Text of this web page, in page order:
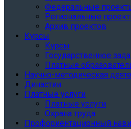
Федеральные
Региональные
Архив проектов
Курсы
Курсы
Государственное
Платные
Научно-методическая
Династии
Платные услуги
Платные услуги
Охрана труда
Профориентационный